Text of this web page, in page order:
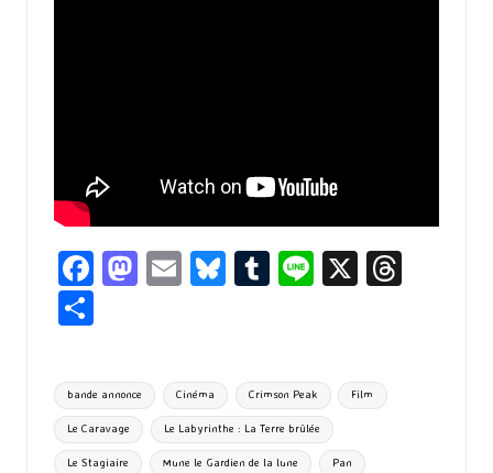
Fa
o
o
k
M
d
o
n
E
l
Bl
ky
T
bl
r
Li X
ta
g
er
Tags:
bande annonce Cinéma Crimson Peak Film
Le Caravage Le Labyrinthe : La Terre brûlée
Le Stagiaire Mune le Gardien de la lune Pan